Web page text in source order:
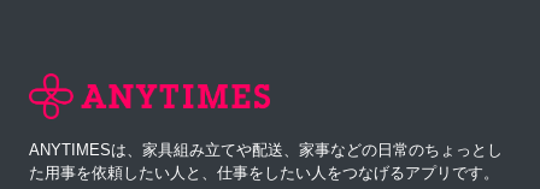
ANYTIMESは、家具組み立てや配送、家事などの日常のちょっとし
た用事を依頼したい人と、仕事をしたい人をつなげるアプリです。